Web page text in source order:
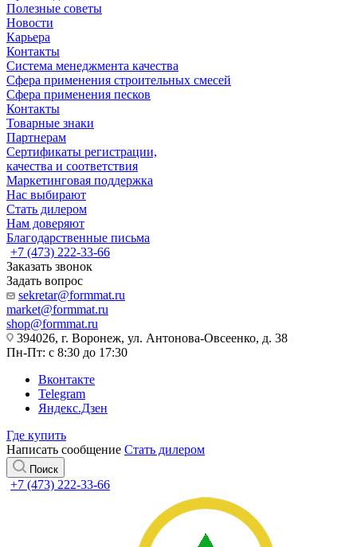
Полезные советы
Новости
Карьера
Контакты
Система менеджмента качества
Сфера применения строительных смесей
Сфера применения песков
Контакты
Товарные знаки
Партнерам
Сертификаты регистрации,
качества и соответствия
Маркетинговая поддержка
Нас выбирают
Стать дилером
Нам доверяют
Благодарственные письма
+7 (473) 222-33-66
Заказать звонок
Задать вопрос
sekretar@formmat.ru
market@formmat.ru
shop@formmat.ru
394026, г. Воронеж, ул. Антонова-Овсеенко, д. 38
Пн-Пт: с 8:30 до 17:30
Вконтакте
Telegram
Яндекс.Дзен
Где купить
Написать сообщение Стать дилером
Поиск
+7 (473) 222-33-66